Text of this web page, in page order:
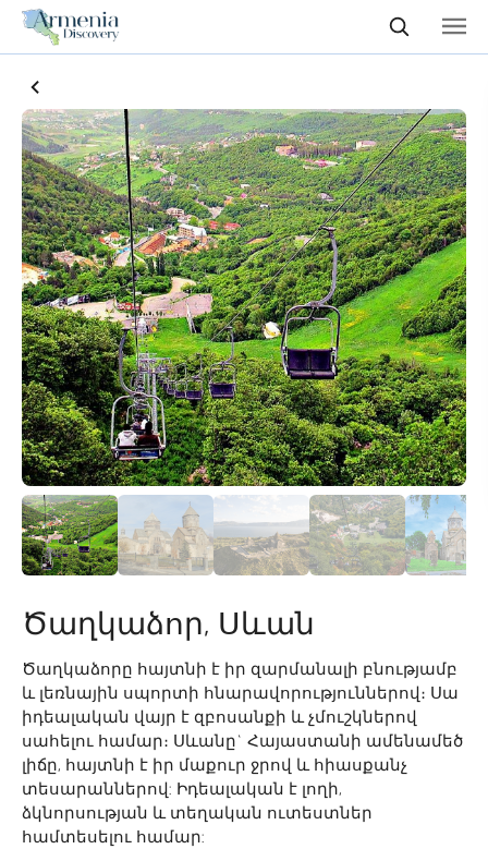
Ծաղկաձոր, Սևան
Ծաղկաձորը հայտնի է իր զարմանալի բնությամբ
և լեռնային սպորտի հնարավորություններով։ Սա
իդեալական վայր է զբոսանքի և չմուշկներով
սահելու համար։ Սևանը` Հայաստանի ամենամեծ
լիճը, հայտնի է իր մաքուր ջրով և հիասքանչ
տեսարաններով: Իդեալական է լողի,
ձկնորսության և տեղական ուտեստներ
համտեսելու համար: